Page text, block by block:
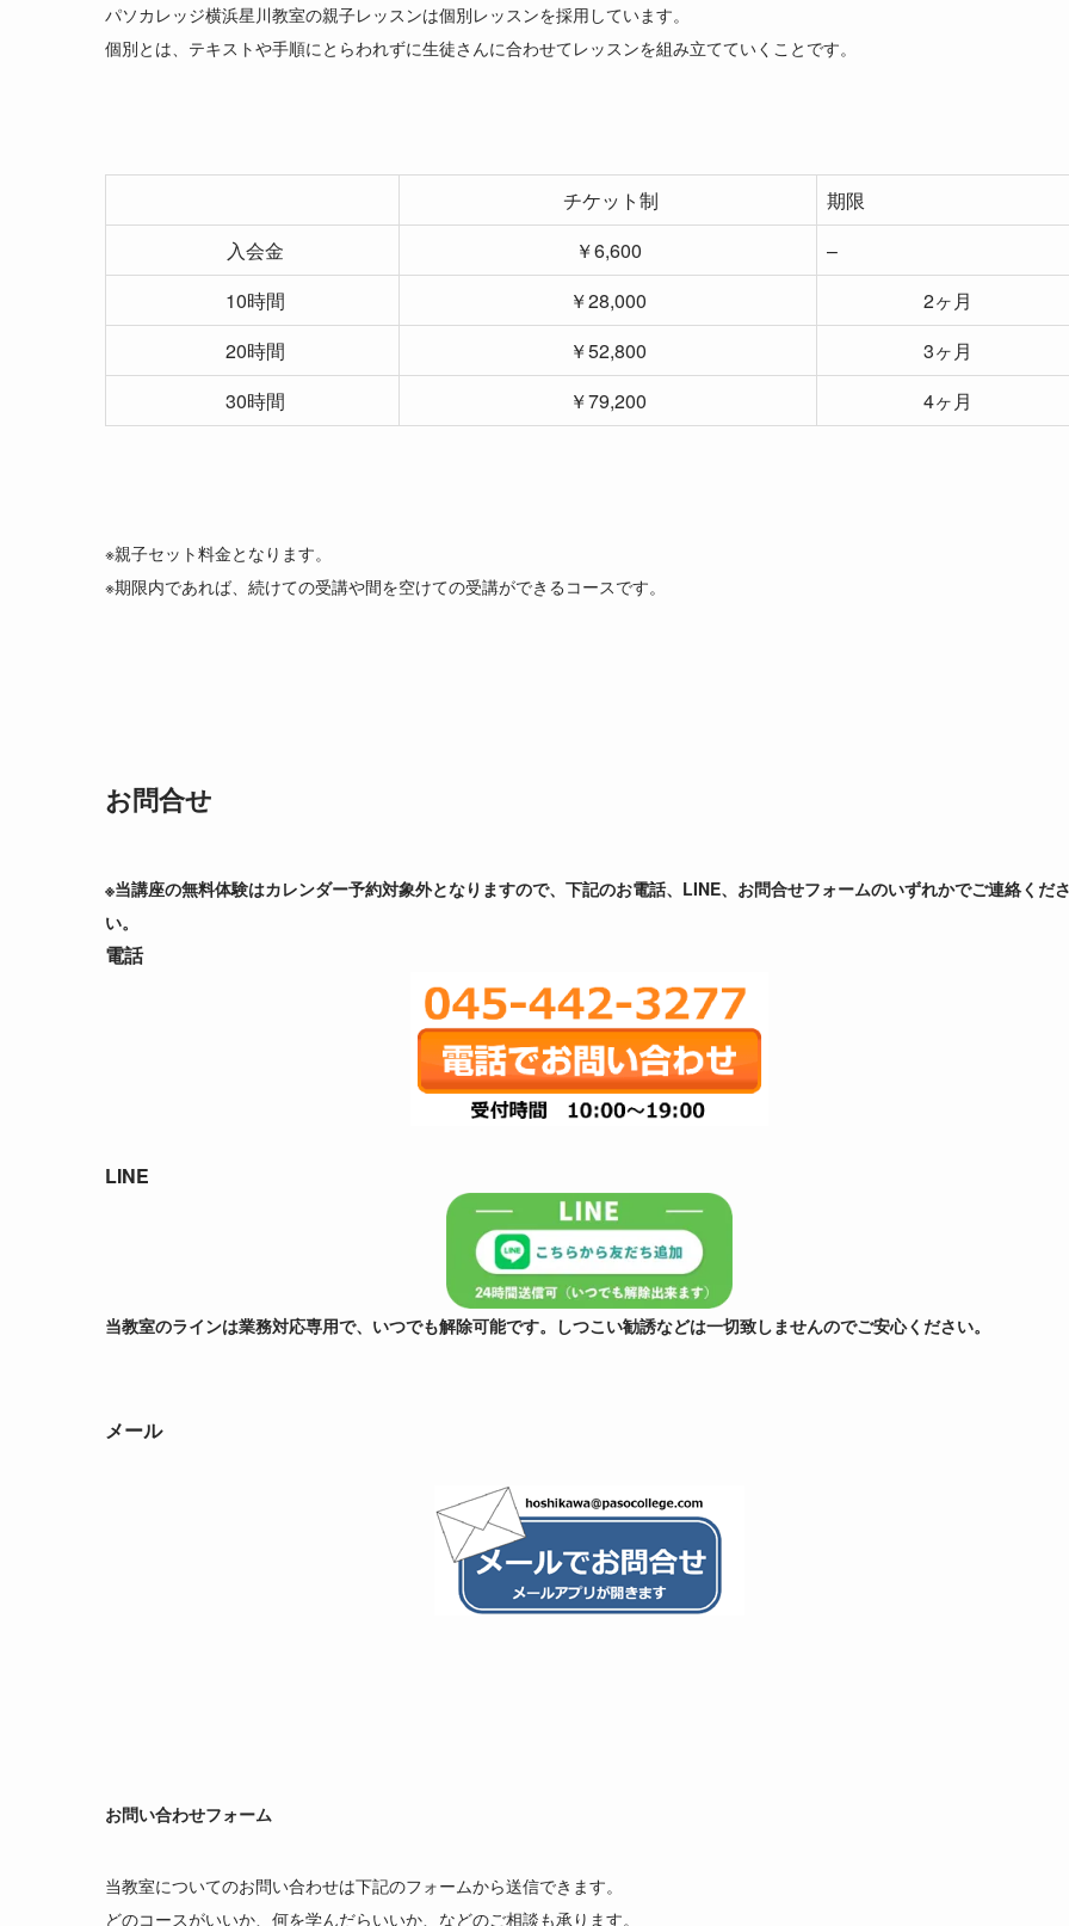
パソカレッジ横浜星川教室の親子レッスンは個別レッスンを採用しています。
個別とは、テキストや手順にとらわれずに生徒さんに合わせてレッスンを組み立てていくことです。
チケット制
期限
入会金
￥6,600
–
10時間
￥28,000
2ヶ月
20時間
￥52,800
3ヶ月
30時間
￥79,200 4ヶ月
※親子セット料金となります。
※期限内であれば、続けての受講や間を空けての受講ができるコースです。
お問合せ
※当講座の無料体験はカレンダー予約対象外となりますので、下記のお電話、LINE、お問合せフォームのいずれかでご連絡くだ
い。
電話
LINE
当教室のラインは業務対応専用で、いつでも解除可能です。しつこい勧誘などは一切致しませんのでご安心ください。
メール
お問い合わせフォーム
当教室についてのお問い合わせは下記のフォームから送信できます。
どのコースがいいか、何を学んだらいいか、などのご相談も承ります。